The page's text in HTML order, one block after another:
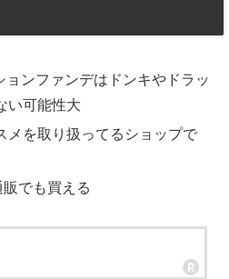
ョンファンデはドンキやドラッ
い可能性大
メを取り扱ってるショップで
でも買える